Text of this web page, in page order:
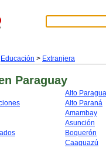
Educación > Extranjera
Paraguay
Alto
Alto Paraná
Amambay
Asunción
Boquerón
Caaguazú